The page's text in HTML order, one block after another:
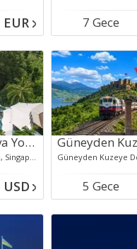
EUR
7 Gece
Konaklamalı
Bali Turu / Singapur Hava Yolları ile 7 Gece 9 Gün Bali Turu *Royal Pita Maha Ubud Otelinde Özel Havuzlu Villada 1 Gece Akşam Yemeği &1 Saat Geleneksel Bali Masajı
Saat 10:30’da İstanbul Havalimanı’nda, Singapur Havayolları
USD
5 Gece
konaklamalı